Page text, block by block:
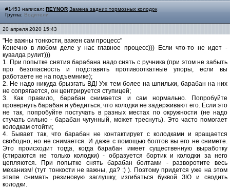
#1453 написал: REYNOR Замена задних тормозных колодок
Группа: Водители
20 апреля 2020 15:43
"Не важны тонкости, важен сам процесс"
Конечно в любом деле у нас главное процесс))) Если что-то не идет -
кувалда рулит)))
1. При попытке снятия барабана надо снять с ручника (при этом не забыть
про безопасность и подставить противооткатные упоры, если вы
работаете не на подъемнике);
2. Не надо никуда брызгать ВД! Уж тем более на шпильки, барабан на них
не сопрягается, он центрируется ступицей;
3. Как правило, барабан снимается и сам нормально. Попробуйте
провернуть барабан и убедиться, что колодки не задерживают его. Если это
не так, попробуйте постучать в разных местах по окружности (не надо
стучать сильно - барабан чугунный, может треснуть). Это часто помогает
колодкам отойти;
4. Бывает так, что барабан не контактирует с колодками и вращается
свободно, но не снимается. И даже с помощью болтов вы его не снимете.
Это происходит тогда, когда барабан имеет существенную выработку
(стираются не только колодки) - образуется бортик и колодки за него
цепляются. При попытке снять барабан болтами - разворотите весь
механизм! (тут тонкости не важны, да? :) ). Поэтому придется уже на этом
этапе снимать резиновую заглушку, изгибаться буквой ЗЮ и сводить
колодки.